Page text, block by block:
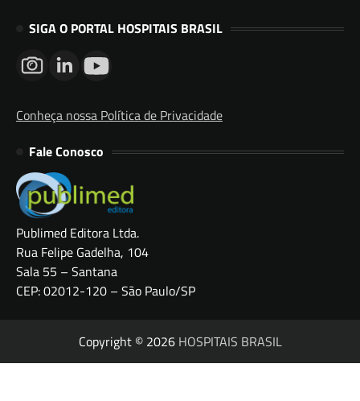
SIGA O PORTAL HOSPITAIS BRASIL
Conheça nossa Política de Privacidade
Fale Conosco
Publimed Editora Ltda.
Rua Felipe Gadelha, 104
Sala 55 – Santana
CEP: 02012-120 – São Paulo/SP
Copyright © 2026 HOSPITAIS BRASIL